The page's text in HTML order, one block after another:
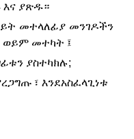
እና ያጽዱ።
መተላለፊያ መንገዶችን
ወይም መተካት ፤
ያስተካክሉ;
፣ እንደአስፈላጊነቱ